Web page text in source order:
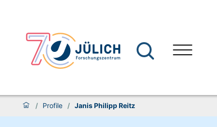
/ Profile / Janis Philipp Reitz